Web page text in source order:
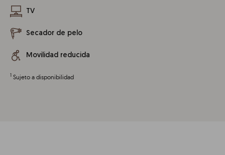
TV
Secador de pelo
Movilidad reducida
1 Sujeto a disponibilidad